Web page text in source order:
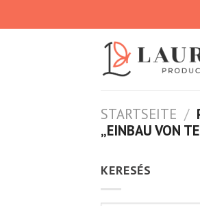
to
STARTSEITE /
„EINBAU VON
KERESÉS